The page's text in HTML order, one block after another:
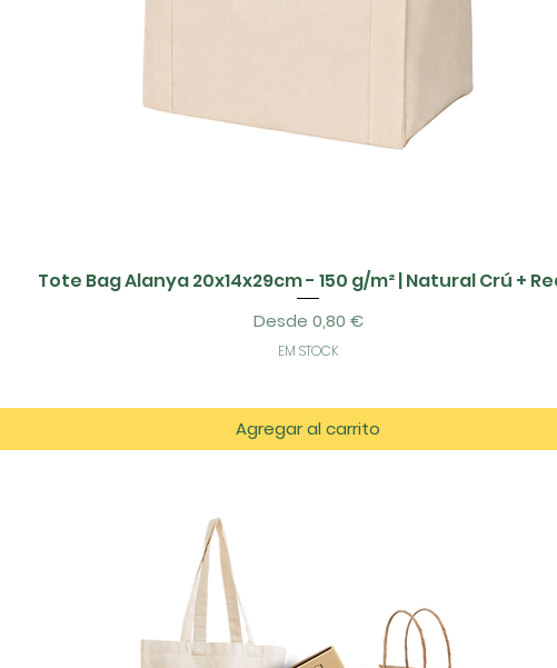
Tote Bag Alanya 20x14x29cm - 150 g/m² | Natural Crú +
Desde 0,80 €
Precio de oferta
EM STOCK
Agregar al carrito